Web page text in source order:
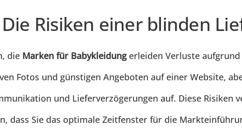
Risiken einer blinden
die Marken für Babykleidungerleiden Verluste
Fotos und günstigen Angeboten auf einer Website,
und Lieferverzögerungen auf. Diese Risiken
dass Sie das optimale Zeitfenster für die